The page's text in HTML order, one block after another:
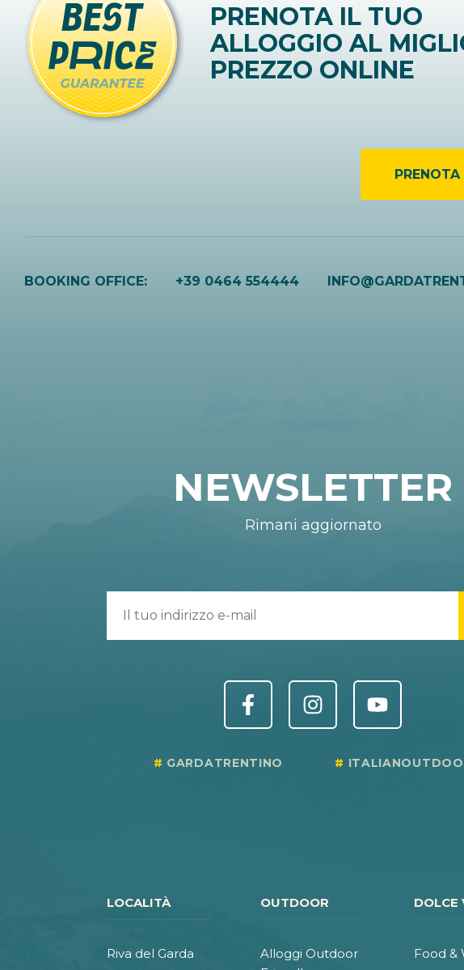
PRENOTA IL TUO
ALLOGGIO AL
PREZZO ONLINE
PRENOTA
BOOKING OFFICE: +39 0464 554444
NEWSLETTER
Rimani aggiornato
GARDATRENTINO
LOCALITÀ
Riva del Garda
OUTDOOR
Alloggi Outdoor
DOLCE
Food &